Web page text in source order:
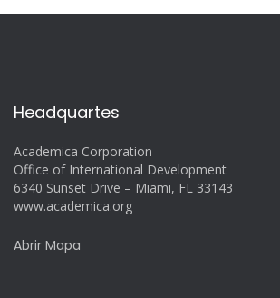
Headquartes
Academica Corporation
Office of International Development
6340 Sunset Drive – Miami, FL 33143
www.academica.org
Abrir Mapa